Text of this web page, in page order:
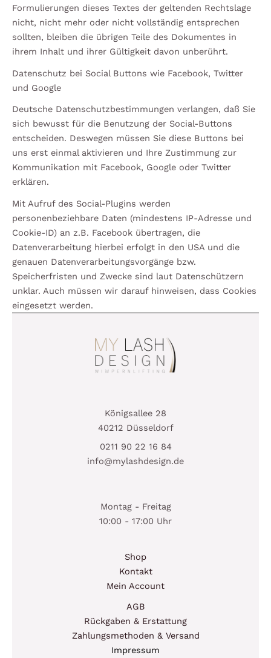
Formulierungen dieses Textes der geltenden Rechtslage
nicht, nicht mehr oder nicht vollständig entsprechen
sollten, bleiben die übrigen Teile des Dokumentes in
ihrem Inhalt und ihrer Gültigkeit davon unberührt.
Datenschutz bei Social Buttons wie Facebook, Twitter
und Google
Deutsche Datenschutzbestimmungen verlangen, daß Sie
sich bewusst für die Benutzung der Social-Buttons
entscheiden. Deswegen müssen Sie diese Buttons bei
uns erst einmal aktivieren und Ihre Zustimmung zur
Kommunikation mit Facebook, Google oder Twitter
erklären.
Mit Aufruf des Social-Plugins werden
personenbeziehbare Daten (mindestens IP-Adresse und
Cookie-ID) an z.B. Facebook übertragen, die
Datenverarbeitung hierbei erfolgt in den USA und die
genauen Datenverarbeitungsvorgänge bzw.
Speicherfristen und Zwecke sind laut Datenschützern
unklar. Auch müssen wir darauf hinweisen, dass Cookies
eingesetzt werden.
Königsallee 28
40212 Düsseldorf
0211 90 22 16 84
info@mylashdesign.de
Montag - Freitag
10:00 - 17:00 Uhr
Shop
Kontakt
Mein Account
AGB
Rückgaben & Erstattung
Zahlungsmethoden & Versand
Impressum